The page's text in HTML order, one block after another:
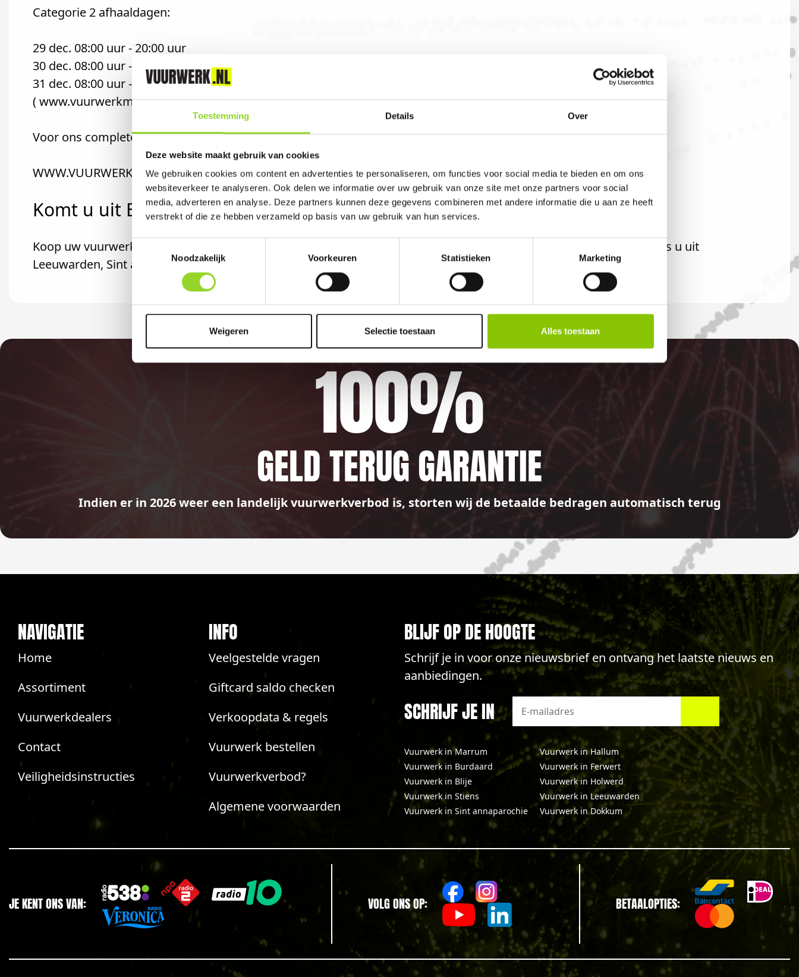
Toestemming Details Over
Deze website maakt gebruik van cookies
We gebruiken cookies om content en advertenties te personaliseren, om functies voor social media te bieden en om ons
websiteverkeer te analyseren. Ook delen we informatie over uw gebruik van onze site met onze partners voor social
media, adverteren en analyse. Deze partners kunnen deze gegevens combineren met andere informatie die u aan ze heeft
verstrekt of die ze hebben verzameld op basis van uw gebruik van hun services.
Toestemmingsselectie
Noodzakelijk
Voorkeuren Statistieken Marketing
Weigeren Selectie toestaan Alles toestaan
Categorie 2 afhaaldagen:
29 dec. 08:00 uur - 20:00 uur
30 dec. 08:00 uur - 20:00 uur
31 dec. 08:00 uur - 17:00 uur
( www.vuurwerkmarrum.nl )
Voor ons complete assortiment van GBV Weco en Wolff vuurwerk kijkt u op:
WWW.VUURWERKMARRUM.NL
Komt u uit Burdaard?
Koop uw vuurwerk dan bij Vuurwerk Marrum in Marrum. U bent van harte welkom! U bent uiteraard ook welkom als u uit
Leeuwarden, Sint annaparochie of Dokkum komt.
100%
GELD TERUG GARANTIE
Indien er in 2026 weer een landelijk vuurwerkverbod is, storten wij de betaalde bedragen automatisch terug
NAVIGATIE
Home
Assortiment
Vuurwerkdealers
Contact
Veiligheidsinstructies
INFO
Veelgestelde vragen
Giftcard saldo checken
Verkoopdata & regels
Vuurwerk bestellen
Vuurwerkverbod?
Algemene voorwaarden
BLIJF OP DE HOOGTE
Schrijf je in voor onze nieuwsbrief en ontvang het laatste nieuws en
aanbiedingen.
SCHRIJF JE IN
Vuurwerk in Marrum
Vuurwerk in Hallum
Vuurwerk in Burdaard
Vuurwerk in Ferwert
Vuurwerk in Blije
Vuurwerk in Holwerd
Vuurwerk in Stiens
Vuurwerk in Leeuwarden
Vuurwerk in Sint annaparochie
Vuurwerk in Dokkum
JE KENT ONS VAN: VOLG ONS OP: BETAALOPTIES: